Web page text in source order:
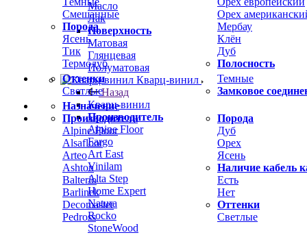
Смешанные
Порода
Ясень
Тик
Термодуб
Орех
Мербау
Клён
Дуб
Полосность
Оттенки
Светлые
Темные
Замковое
Назначение
Производитель
Alpine Floor
Alsafloor
Arteo
Ashton
Balterio
Barlinek
Decomaster
Pedross
Порода
Дуб
Орех
Ясень
Наличие кабель
Есть
Нет
Оттенки
Светлые
Масло
Лак
Поверхность
Матовая
Глянцевая
Полуматовая
Кварц-винил
Назад
Кварц-винил
Производитель
Alpine Floor
Fargo
Art East
Vinilam
Alta Step
Home Expert
Natura
Rocko
StoneWood